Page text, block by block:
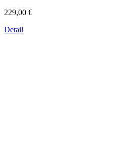
229,00 €
Detail